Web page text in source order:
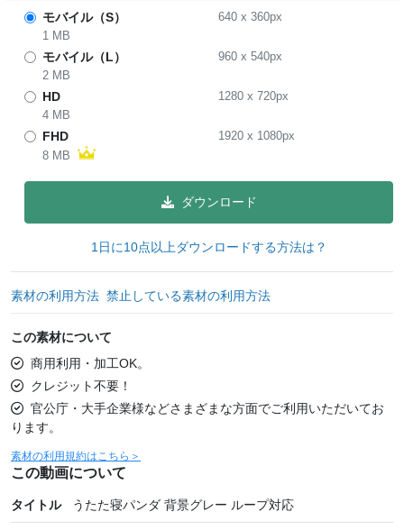
モバイル（S） 640x 360px
1 MB
モバイル（L） 960x 540px
2 MB
HD 1280x 720px
4 MB
FHD 1920x 1080px
8 MB
ダウンロード
1日に10点以上ダウンロードする方法は？
素材の利用方法 禁止している素材の利用方法
この素材について
商用利用・加工OK。
クレジット不要！
官公庁・大手企業様などさまざまな方面でご利用いただいてお
ります。
素材の利用規約はこちら＞
この動画について
タイトル うたた寝パンダ 背景グレー ループ対応